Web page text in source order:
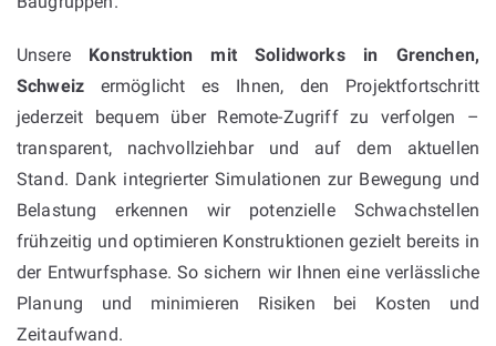
Unsere Konstruktion mit Solidworks in Grenchen,
Schweiz ermöglicht es Ihnen, den Projektfortschritt
jederzeit bequem über Remote-Zugriff zu verfolgen –
transparent, nachvollziehbar und auf dem aktuellen
Stand. Dank integrierter Simulationen zur Bewegung und
Belastung erkennen wir potenzielle Schwachstellen
frühzeitig und optimieren Konstruktionen gezielt bereits in
der Entwurfsphase. So sichern wir Ihnen eine verlässliche
Planung und minimieren Risiken bei Kosten und
Zeitaufwand.